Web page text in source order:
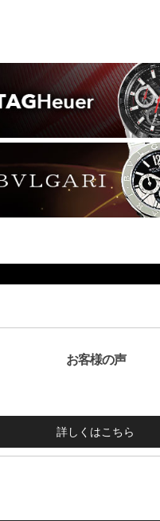
お客様の声
詳しくはこちら